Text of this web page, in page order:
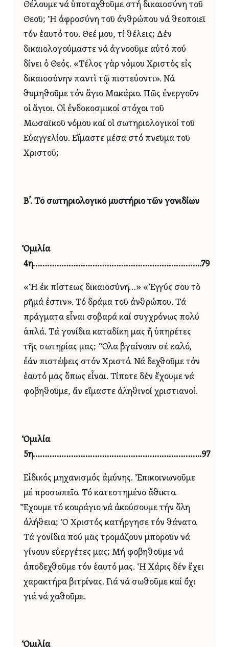
Θέλουμε νά ὑποταχθοῦμε στή δικαιοσύνη τοῦ
Θεοῦ; Ἡ ἀφροσύνη τοῦ ἀνθρώπου νά θεοποιεῖ
τόν ἑαυτό του. Θεέ μου, τί θέλεις; Δέν
δικαιολογούμαστε νά ἀγνοοῦμε αὐτό πού
δίνει ὁ Θεός. «Τέλος γὰρ νόμου Χριστὸς εἰς
δικαιοσύνην παντὶ τῷ πιστεύοντι». Νά
θυμηθοῦμε τόν ἅγιο Μακάριο. Πῶς ἐνεργοῦν
οἱ ἅγιοι. Οἱ ἐνδοκοσμικοί στόχοι τοῦ
Μωσαϊκοῦ νόμου καί οἱ σωτηριολογικοί τοῦ
Εὐαγγελίου. Εἴμαστε μέσα στό πνεῦμα τοῦ
Χριστοῦ;
Β’. Τό σωτηριολογικό μυστήριο τῶν γονιδίων
Ὁμιλία
4η……………………………………………………………..79
«Ἡ ἐκ πίστεως δικαιοσύνη…» «Ἐγγύς σου τὸ
ρῆμά ἐστιν». Τό δράμα τοῦ ἀνθρώπου. Τά
πράγματα εἶναι σοβαρά καί συγχρόνως πολύ
ἁπλά. Τά γονίδια καταδίκη μας ἤ ὑπηρέτες
τῆς σωτηρίας μας; Ὅλα βγαίνουν σέ καλό,
ἐάν πιστέψεις στόν Χριστό. Νά δεχθοῦμε τόν
ἑαυτό μας ὅπως εἶναι. Τίποτε δέν ἔχουμε νά
φοβηθοῦμε, ἄν εἴμαστε ἀληθινοί χριστιανοί.
Ὁμιλία
5η……………………………………………………………..97
Εἰδικός μηχανισμός ἀμύνης. Ἐπικοινωνοῦμε
μέ προσωπεῖο. Τό κατεστημένο ἄθικτο.
Ἔχουμε τό κουράγιο νά ἀκούσουμε τήν ὅλη
ἀλήθεια; Ὁ Χριστός κατήργησε τόν θάνατο.
Τά γονίδια πού μᾶς τρομάζουν μποροῦν νά
γίνουν εὐεργέτες μας; Μή φοβηθοῦμε νά
ἀποδεχθοῦμε τόν ἑαυτό μας. Ἡ Χάρις δέν ἔχει
χαρακτήρα βιτρίνας. Γιά νά σωθοῦμε καί ὄχι
γιά νά χαθοῦμε.
Ὁμιλία